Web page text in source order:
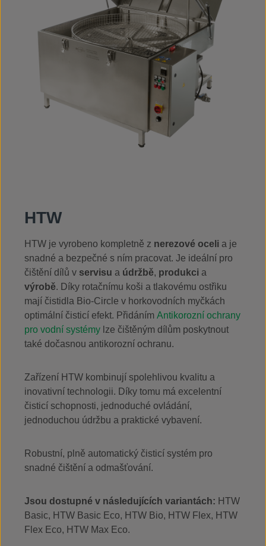
HTW
HTW je vyrobeno kompletně z nerezové oceli a je
snadné a bezpečné s ním pracovat. Je ideální pro
čištění dílů v servisu a údržbě, produkci a
výrobě. Díky rotačnímu koši a tlakovému ostřiku
mají čistidla Bio-Circle v horkovodních myčkách
optimální čisticí efekt. Přidáním Antikorozní ochrany
pro vodní systémy lze čištěným dílům poskytnout
také dočasnou antikorozní ochranu.
Zařízení HTW kombinují spolehlivou kvalitu a
inovativní technologii. Díky tomu má excelentní
čisticí schopnosti, jednoduché ovládání,
jednoduchou údržbu a praktické vybavení.
Robustní, plně automatický čisticí systém pro
snadné čištění a odmašťování.
Jsou dostupné v následujících variantách: HTW
Basic, HTW Basic Eco, HTW Bio, HTW Flex, HTW
Flex Eco, HTW Max Eco.